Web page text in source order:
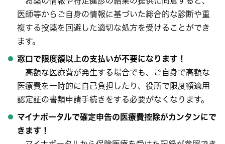
医師等からご自身の情報に基づいた総合的な診断や重
複する投薬を回避した適切な処方を受けることができ
ます。
窓口で限度額以上の支払いが不要になります！
高額な医療費が発生する場合でも、ご自身で高額な
医療費を一時的に自己負担したり、役所で限度額適用
認定証の書類申請手続きをする必要がなくなります。
マイナポータルで確定申告の医療費控除がカンタンにで
きます！